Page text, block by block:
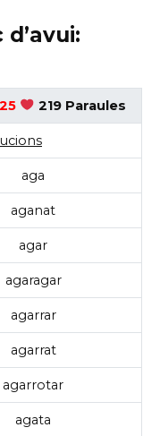
219 Paraules
aga
aganat
agar
agaragar
agarrar
agarrat
agarrotar
agata